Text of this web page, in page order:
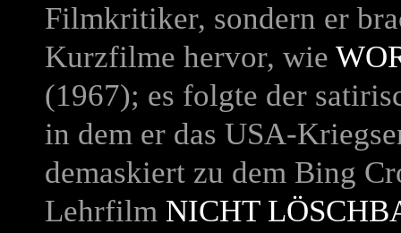
Filmkritiker, sondern er
Kurzfilme hervor, wie
(1967); es folgte der
in dem er das USA-
demaskiert zu dem Bing
Lehrfilm NICHT